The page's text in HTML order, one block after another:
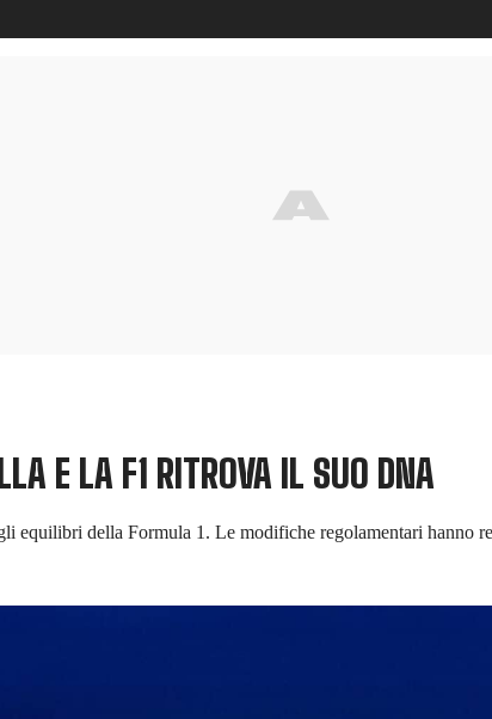
E LA F1 RITROVA IL SUO DNA
equilibri della Formula 1. Le modifiche regolamentari hanno